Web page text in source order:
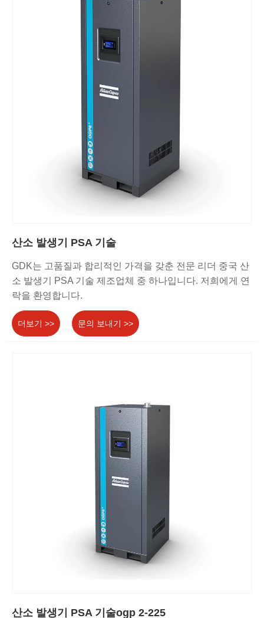
산소 발생기 PSA 기술
GDK는 고품질과 합리적인 가격을 갖춘 전문 리더 중국 산
소 발생기 PSA 기술 제조업체 중 하나입니다. 저희에게 연
락을 환영합니다.
더보기 >> 문의 보내기 >>
산소 발생기 PSA 기술ogp 2-225